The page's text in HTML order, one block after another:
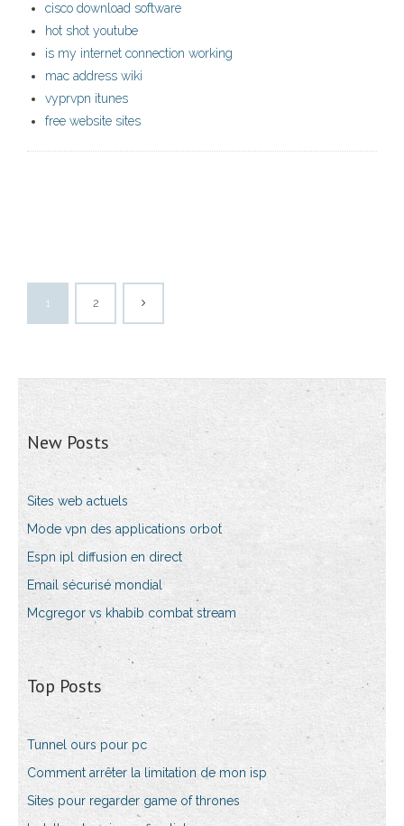
cisco download software
hot shot youtube
is my internet connection working
mac address wiki
vyprvpn itunes
free website sites
1 2
New Posts
Sites web actuels
Mode vpn des applications orbot
Espn ipl diffusion en direct
Email sécurisé mondial
Mcgregor vs khabib combat stream
Top Posts
Tunnel ours pour pc
Comment arrêter la limitation de mon isp
Sites pour regarder game of thrones